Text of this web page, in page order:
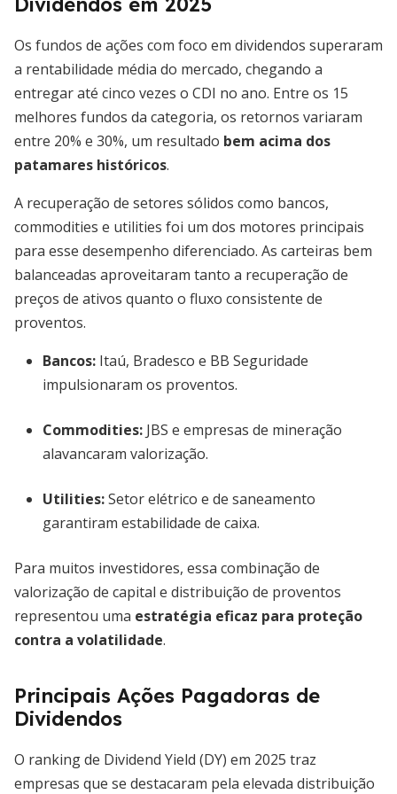
Os fundos de ações com foco em dividendos superaram
a rentabilidade média do mercado, chegando a
entregar até cinco vezes o CDI no ano. Entre os 15
melhores fundos da categoria, os retornos variaram
entre 20% e 30%, um resultado bem acima dos
patamares históricos.
A recuperação de setores sólidos como bancos,
commodities e utilities foi um dos motores principais
para esse desempenho diferenciado. As carteiras bem
balanceadas aproveitaram tanto a recuperação de
preços de ativos quanto o fluxo consistente de
proventos.
Bancos: Itaú, Bradesco e BB Seguridade
impulsionaram os proventos.
Commodities: JBS e empresas de mineração
alavancaram valorização.
Utilities:Setor elétrico e de saneamento
garantiram estabilidade de caixa.
Para muitos investidores, essa combinação de
valorização de capital e distribuição de proventos
representou uma estratégia eficaz para proteção
contra a volatilidade.
Principais Ações Pagadoras de
Dividendos
O ranking de Dividend Yield (DY) em 2025 traz
empresas que se destacaram pela elevada distribuição